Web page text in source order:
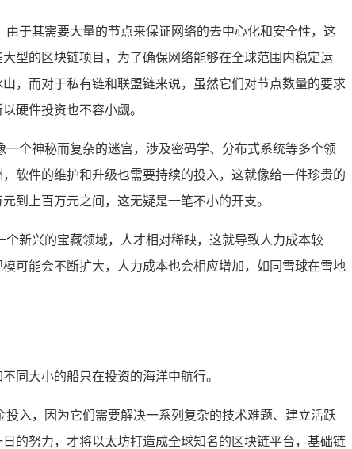
于其需要大量的节点来保证网络的去中心化和安全性，这
型的区块链项目，为了确保网络能够在全球范围内稳定运
，而对于私有链和联盟链来说，虽然它们对节点数量的要求
硬件投资也不容小觑。
个神秘而复杂的迷宫，涉及密码学、分布式系统等多个领
软件的维护和升级也需要持续的投入，这就像给一件珍贵的
到上百万元之间，这无疑是一笔不小的开支。
新兴的宝藏领域，人才相对稀缺，这就导致人力成本较
可能会不断扩大，人力成本也会相应增加，如同雪球在雪地
同大小的船只在投资的海洋中航行。
入，因为它们需要解决一系列复杂的技术难题、建立活跃
的努力，才将以太坊打造成全球知名的区块链平台，基础链